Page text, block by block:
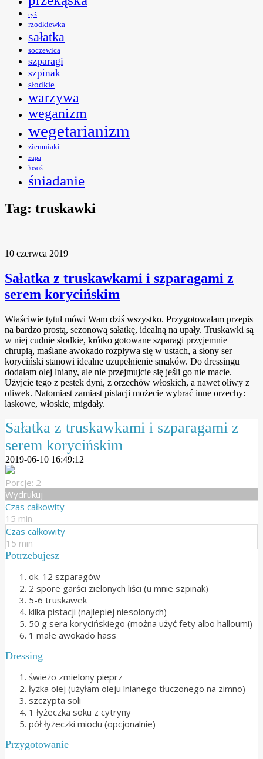
ryż
rzodkiewka
sałatka
soczewica
szparagi
szpinak
słodkie
warzywa
weganizm
wegetarianizm
ziemniaki
zupa
łosoś
śniadanie
Tag: truskawki
10 czerwca 2019
Sałatka z truskawkami i szparagami z
serem korycińskim
Właściwie tytuł mówi Wam dziś wszystko. Przygotowałam przepis
na bardzo prostą, sezonową sałatkę, idealną na upały. Truskawki są
w niej cudnie słodkie, krótko gotowane szparagi przyjemnie
chrupią, maślane awokado rozpływa się w ustach, a słony ser
koryciński stanowi idealne uzupełnienie smaków. Do dressingu
dodałam olej lniany, ale nie przejmujcie się jeśli go nie macie.
Użyjcie tego z pestek dyni, z orzechów włoskich, a nawet oliwy z
oliwek. Natomiast zamiast pistacji możecie wybrać inne orzechy:
laskowe, włoskie, migdały.
Sałatka z truskawkami i szparagami z
serem korycińskim
2019-06-10 16:49:12
Porcje: 2
Wydrukuj
Czas całkowity
15 min
Czas całkowity
15 min
Potrzebujesz
ok. 12 szparagów
2 spore garści zielonych liści (u mnie szpinak)
5-6 truskawek
kilka pistacji (najlepiej niesolonych)
50 g sera korycińskiego (można użyć fety albo halloumi)
1 małe awokado hass
Dressing
świeżo zmielony pieprz
łyżka olej (użyłam oleju lnianego tłuczonego na zimno)
szczypta soli
1 łyżeczka soku z cytryny
pół łyżeczki miodu (opcjonalnie)
Przygotowanie